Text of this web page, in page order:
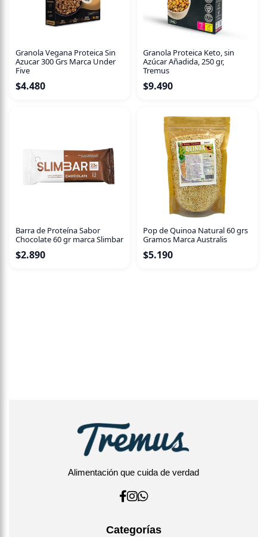
Granola Vegana Proteica Sin
Azucar 300 Grs Marca Under
Five
$4.480
Granola Proteica Keto, sin
Azúcar Añadida, 250 gr,
Tremus
$9.490
Barra de Proteína Sabor
Chocolate 60 gr marca Slimbar
$2.890
Pop de Quinoa Natural 60 grs
Gramos Marca Australis
$5.190
Alimentación que cuida de verdad
Categorías